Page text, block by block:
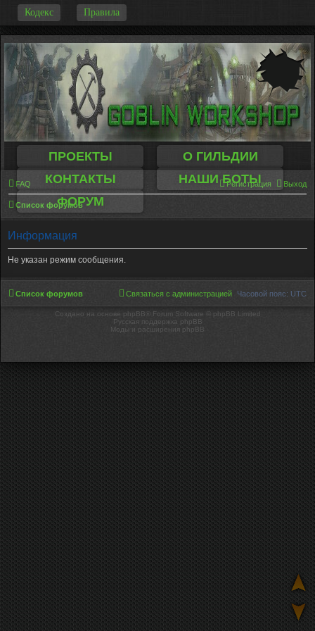
Кодекс Правила
ПРОЕКТЫ
О ГИЛЬДИИ
КОНТАКТЫ
НАШИ БОТЫ
ФОРУМ
FAQ Выход
Регистрация
Список форумов
Информация
Не указан режим сообщения.
Список форумов Часовой пояс: UTC
Связаться с администрацией
Создано на основе phpBB® Forum Software © phpBB Limited
Русская поддержка phpBB
Моды и расширения phpBB